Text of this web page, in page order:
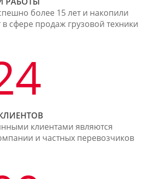
более 15 лет и накопили
сфере продаж грузовой техники
клиентами являются
и частных перевозчиков